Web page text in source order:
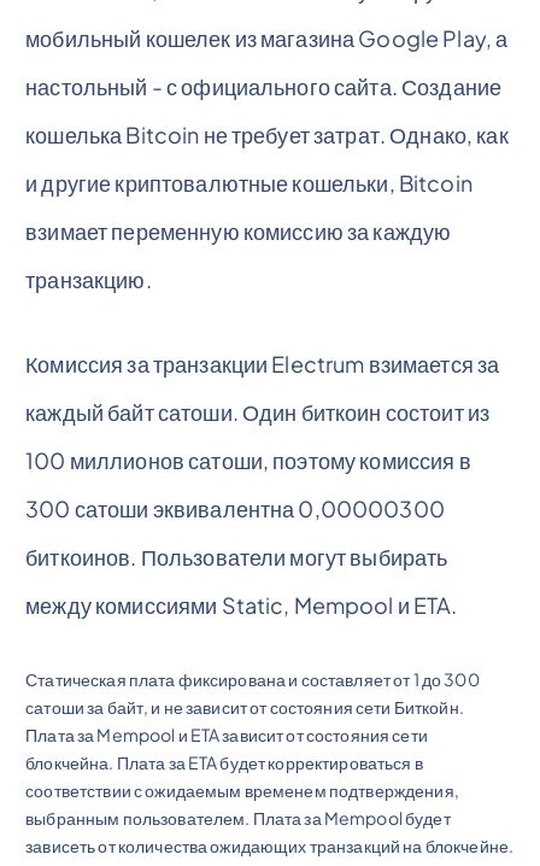
мобильный кошелек из магазина Google Play, а
настольный - с официального сайта. Создание
кошелька Bitcoin не требует затрат. Однако, как
и другие криптовалютные кошельки, Bitcoin
взимает переменную комиссию за каждую
транзакцию.
Комиссия за транзакции Electrum взимается за
каждый байт сатоши. Один биткоин состоит из
100 миллионов сатоши, поэтому комиссия в
300 сатоши эквивалентна 0,00000300
биткоинов. Пользователи могут выбирать
между комиссиями Static, Mempool и ETA.
Статическая плата фиксирована и составляет от 1 до 300
сатоши за байт, и не зависит от состояния сети Биткойн.
Плата за Mempool и ETA зависит от состояния сети
блокчейна. Плата за ETA будет корректироваться в
соответствии с ожидаемым временем подтверждения,
выбранным пользователем. Плата за Mempool будет
зависеть от количества ожидающих транзакций на блокчейне.